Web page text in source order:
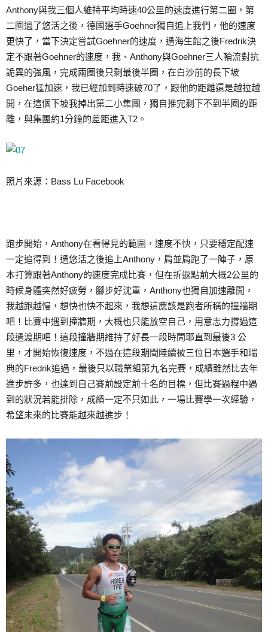
Anthony與我三個人維持平均時速40公里的速度進行第二圈，第
二圈過了悠活之後，德國選手Goehner獨自追上我們，他的速度
更快了，當下決定嘗試Goehner的速度，過海生館之後Fredrik決
定不跟著Goehner的速度，我、Anthony與Goehner三人輪流對抗
詭異的強風，完成兩圈後只剩最後半圈，在白沙前的長下坡
Goeher猛加速，我已經加到時速破70了，跟他的距離還是越拉越
開，在這個下坡我掉出第二小集團，獨自推完剩下不到半圈的距
離，與集團約1分鐘的差距進入T2。
照片來源：Bass Lu Facebook
跑步開始，Anthony在看得見的範圍，速度不快，只要穩定配速
一定追得到！過悠活之後追上Anthony，肩並肩跑了一陣子，原
本打算跟著Anthony的速度完成比賽，但在折返點前大概2公里的
時候身體突然好疲勞，腳步好沈重，Anthony也獨自加速離開，
我越跑越慢，想快也快不起來，我想這應該是跑者所稱的撞牆期
吧！比賽中遇到撞牆期，大概也只能放空自己，用意志力撐過這
段過渡期吧！這段撞牆期維持了好長一段時間耶直到最後3 公
里，才開始恢復速度，不過在這段期間陸續被三位日本選手和瑞
典的Fredrik追過，最後只以職業組第九名完賽，成績雖然比去年
進步許多，也達到自己賽前設定前十名的目標，但比賽過程中遇
到的狀況若能排除，成績一定不只如此，一場比賽學一次經驗，
希望未來的比賽能越來越進步！